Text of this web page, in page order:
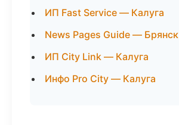
ИП Fast Service — Калуга
News Pages Guide — Брянск
ИП City Link — Калуга
Инфо Pro City — Калуга